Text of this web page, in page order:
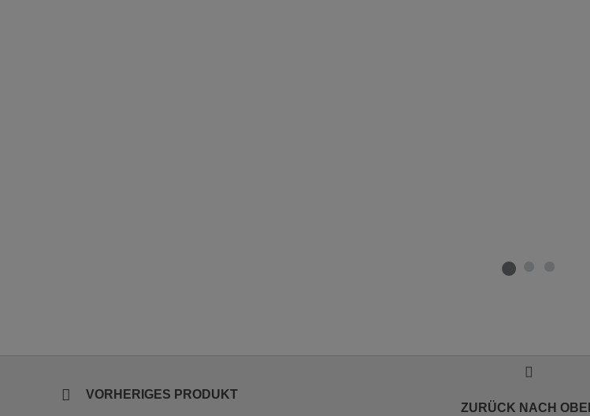
VORHERIGES PRODUKT
ZURÜCK NACH